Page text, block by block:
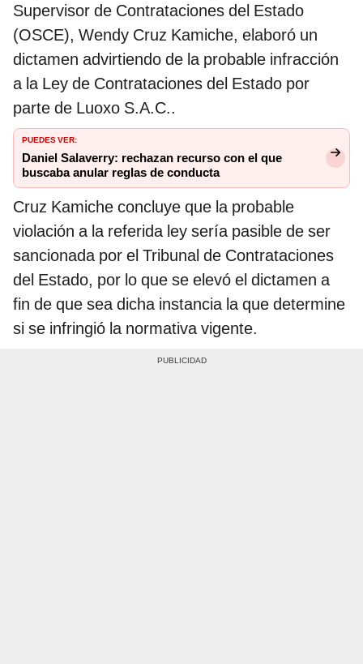
Supervisor de Contrataciones del Estado
(OSCE), Wendy Cruz Kamiche, elaboró un
dictamen advirtiendo de la probable infracción
a la Ley de Contrataciones del Estado por
parte de Luoxo S.A.C..
PUEDES VER:
Daniel Salaverry: rechazan recurso con el que
buscaba anular reglas de conducta
Cruz Kamiche concluye que la probable
violación a la referida ley sería pasible de ser
sancionada por el Tribunal de Contrataciones
del Estado, por lo que se elevó el dictamen a
fin de que sea dicha instancia la que determine
si se infringió la normativa vigente.